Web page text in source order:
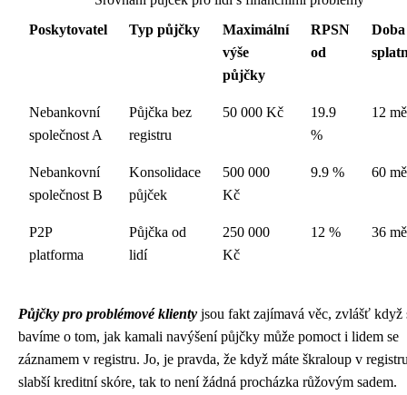
Poskytovatel
Typ půjčky
Maximální
výše
půjčky
RPSN
od
Doba
Nebankovní
společnost A
Půjčka bez
registru
50 000 Kč
19.9
%
12
Nebankovní
společnost B
Konsolidace
půjček
500 000
Kč
9.9 % 60
P2P
platforma
Půjčka od
lidí
250 000
Kč
12 % 36
Půjčky pro problémové klienty jsou fakt zajímavá věc, zvlášť když
bavíme o tom, jak kamali navýšení půjčky může pomoct i lidem se
záznamem v registru. Jo, je pravda, že když máte škraloup v
slabší kreditní skóre, tak to není žádná procházka růžovým sadem.